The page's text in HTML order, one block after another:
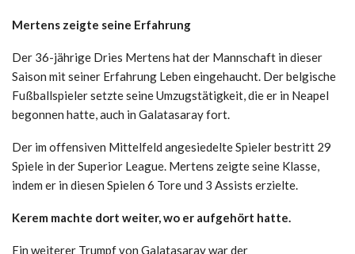
Mertens zeigte seine Erfahrung
Der 36-jährige Dries Mertens hat der Mannschaft in dieser
Saison mit seiner Erfahrung Leben eingehaucht. Der belgische
Fußballspieler setzte seine Umzugstätigkeit, die er in Neapel
begonnen hatte, auch in Galatasaray fort.
Der im offensiven Mittelfeld angesiedelte Spieler bestritt 29
Spiele in der Superior League. Mertens zeigte seine Klasse,
indem er in diesen Spielen 6 Tore und 3 Assists erzielte.
Kerem machte dort weiter, wo er aufgehört hatte.
Ein weiterer Trumpf von Galatasaray war der